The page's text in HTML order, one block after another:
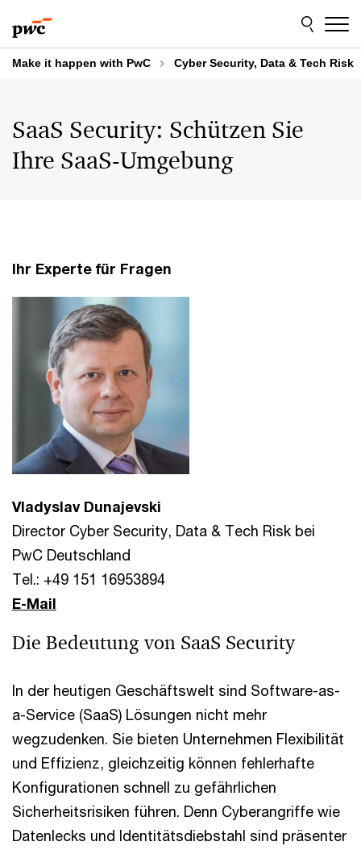
to
content
to
footer
Make it happen with PwC Cyber Security, Data & Tech Risk
SaaS Security: Schützen Sie
Ihre SaaS-Umgebung
Ihr Experte für Fragen
Vladyslav Dunajevski
Director Cyber Security, Data & Tech Risk bei
PwC Deutschland
Tel.: +49 151 16953894
E-Mail
Die Bedeutung von SaaS Security
In der heutigen Geschäftswelt sind Software-as-
a-Service (SaaS) Lösungen nicht mehr
wegzudenken. Sie bieten Unternehmen Flexibilität
und Effizienz, gleichzeitig können fehlerhafte
Konfigurationen schnell zu gefährlichen
Sicherheitsrisiken führen. Denn Cyberangriffe wie
Datenlecks und Identitätsdiebstahl sind präsenter